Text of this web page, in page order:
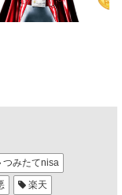
つみたてnisa
楽天